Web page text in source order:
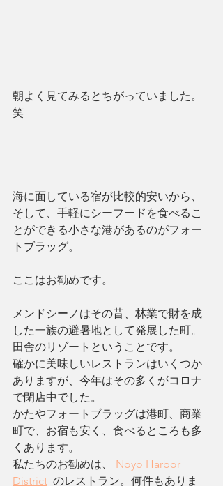
朝よく見てみるとちがっていました。
笑
海に面している宿が比較的安いから、
そして、手軽にシーフードを食べるこ
とができる小さな港があるのがフォー
トブラッグ。
ここはお勧めです。
メンドシーノはその昔、林業で財を成
した一族の避暑地として発展した町。
田舎のリゾートということです。
確かに美味しいレストランはいくつか
ありますが、今年はその多くがコロナ
で閉店中でした。
かたやフォートブラッグは港町、商業
町で、お宿も安く、食べるところも多
くあります。
私たちのお勧めは、 Noyo Harbor
District
  のレストラン。何件もありま